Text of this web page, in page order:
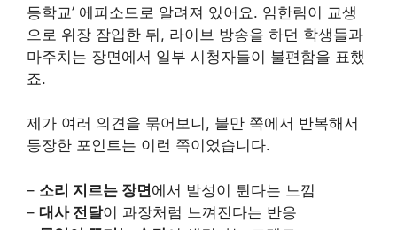
등학교’ 에피소드로 알려져 있어요. 임한림이 교생
으로 위장 잠입한 뒤, 라이브 방송을 하던 학생들과
마주치는 장면에서 일부 시청자들이 불편함을 표했
죠.
제가 여러 의견을 묶어보니, 불만 쪽에서 반복해서
등장한 포인트는 이런 쪽이었습니다.
– 소리 지르는 장면에서 발성이 튄다는 느낌
– 대사 전달이 과장처럼 느껴진다는 반응